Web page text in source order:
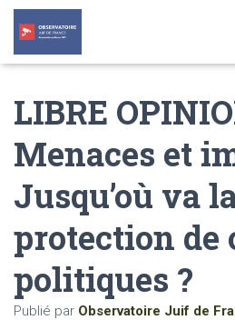
LIBRE
Menaces et
Jusqu’où va
protection de
politiques ?
Publié par Observatoire Juif de